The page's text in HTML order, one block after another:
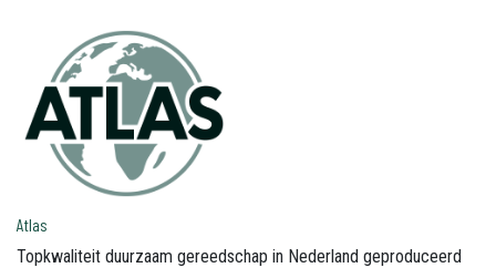
Atlas
Topkwaliteit duurzaam gereedschap in Nederland geproduceerd